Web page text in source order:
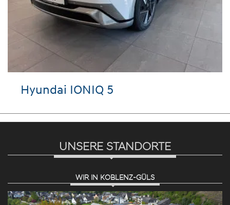
Hyundai IONIQ 5
UNSERE STANDORTE
WIR IN KOBLENZ-GÜLS